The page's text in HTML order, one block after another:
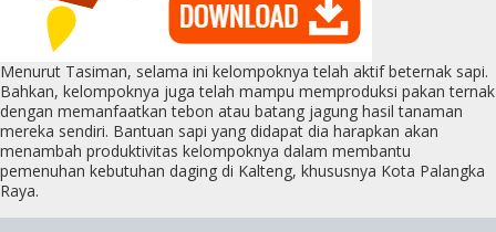
Menurut Tasiman, selama ini kelompoknya telah aktif beternak sapi.
Bahkan, kelompoknya juga telah mampu memproduksi pakan ternak
dengan memanfaatkan tebon atau batang jagung hasil tanaman
mereka sendiri. Bantuan sapi yang didapat dia harapkan akan
menambah produktivitas kelompoknya dalam membantu
pemenuhan kebutuhan daging di Kalteng, khususnya Kota Palangka
Raya.